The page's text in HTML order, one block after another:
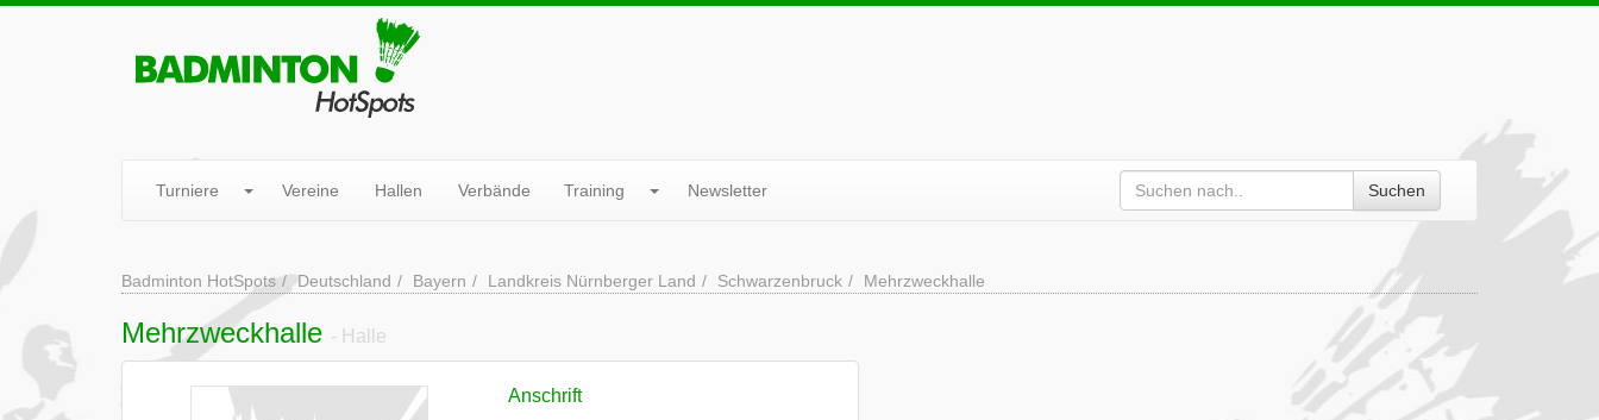
Turniere Vereine Hallen Verbände Training Newsletter Suchen
Badminton HotSpots Deutschland Bayern Landkreis Nürnberger Land Schwarzenbruck Mehrzweckhalle
Mehrzweckhalle - Halle
Anschrift